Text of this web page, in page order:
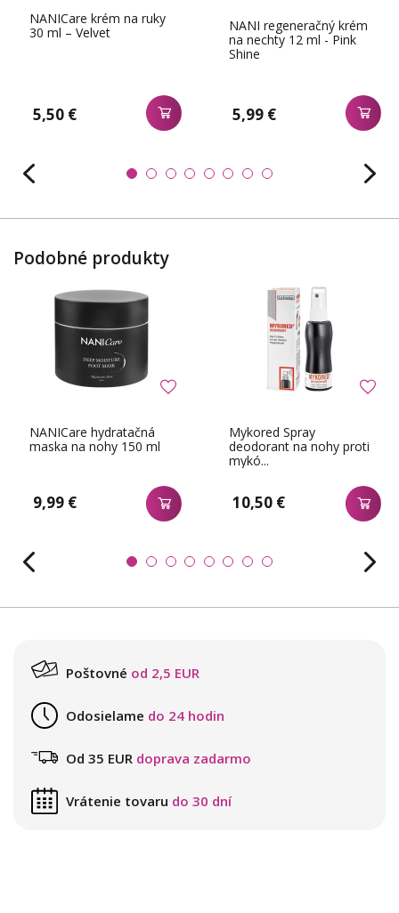
NANICare krém na ruky
30 ml – Velvet
5,50 €
NANI regeneračný krém
na nechty 12 ml - Pink
Shine
5,99 €
Podobné produkty
NANICare hydratačná
maska na nohy 150 ml
9,99 €
Mykored Spray
deodorant na nohy proti
mykó...
10,50 €
Poštovné od 2,5 EUR
Odosielame do 24 hodin
Od 35 EUR doprava zadarmo
Vrátenie tovaru do 30 dní